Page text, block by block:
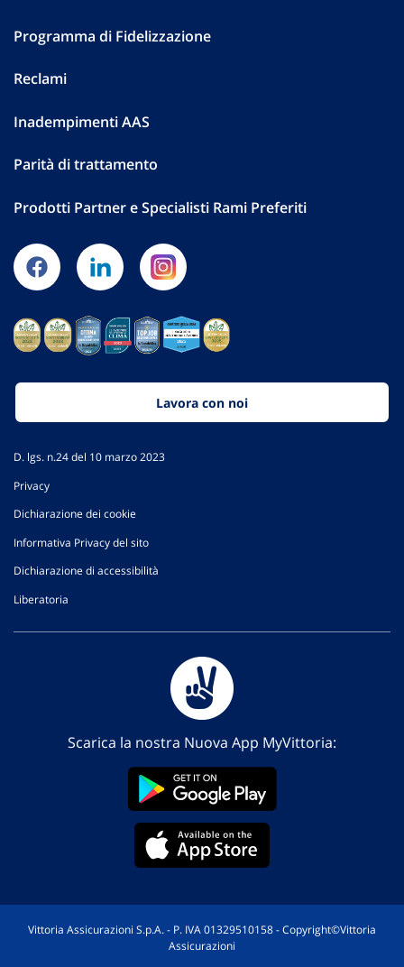
Programma di Fidelizzazione
Reclami
Inadempimenti AAS
Parità di trattamento
Prodotti Partner e Specialisti Rami Preferiti
Lavora con noi
D. lgs. n.24 del 10 marzo 2023
Privacy
Dichiarazione dei cookie
Informativa Privacy del sito
Dichiarazione di accessibilità
Liberatoria
Scarica la nostra Nuova App MyVittoria:
Vittoria Assicurazioni S.p.A. - P. IVA 01329510158 - Copyright©Vittoria
Assicurazioni